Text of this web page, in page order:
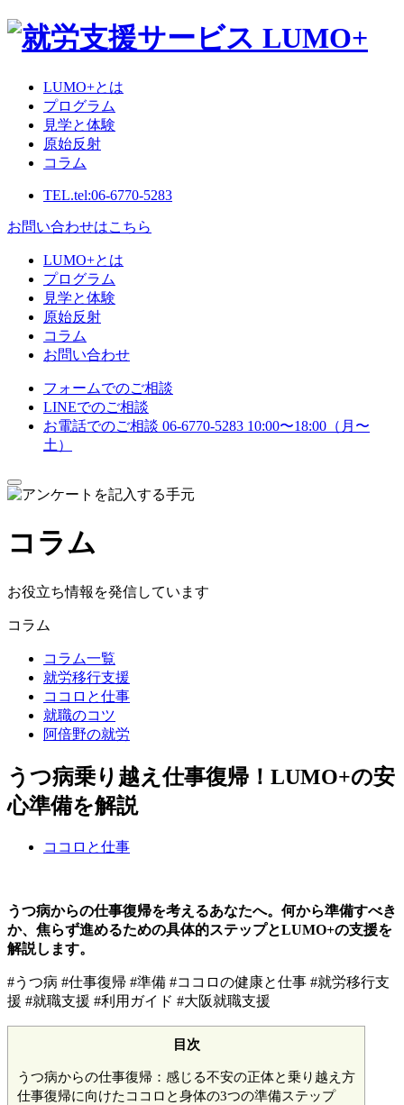
LUMO+とは
プログラム
見学と体験
原始反射
コラム
TEL.tel:06-6770-5283
お問い合わせはこちら
LUMO+とは
プログラム
見学と体験
原始反射
コラム
お問い合わせ
フォームでのご相談
LINEでのご相談
お電話でのご相談 06-6770-5283 10:00〜18:00（月〜
土）
メ
ニ
ー
を
閉
す
る
コラム
お役立ち情報を発信しています
コラム
コラム一覧
就労移行支援
ココロと仕事
就職のコツ
阿倍野の就労
うつ病乗り越え仕事復帰！LUMO+の安
心準備を解説
ココロと仕事
うつ病からの仕事復帰を考えるあなたへ。何から準備すべき
か、焦らず進めるための具体的ステップとLUMO+の支援を
解説します。
#うつ病 #仕事復帰 #準備 #ココロの健康と仕事 #就労移行支
援 #就職支援 #利用ガイド #大阪就職支援
目次
うつ病からの仕事復帰：感じる不安の正体と乗り越え方
仕事復帰に向けたココロと身体の3つの準備ステップ